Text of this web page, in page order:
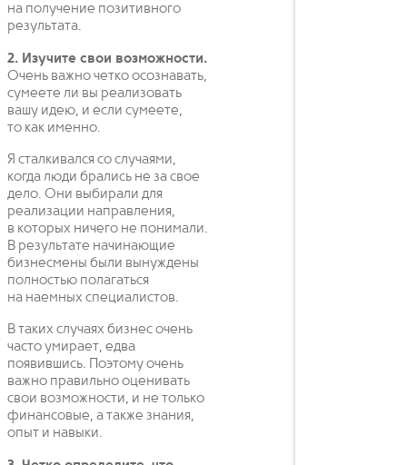
на получение позитивного
результата.
2. Изучите свои возможности.
Очень важно четко осознавать,
сумеете ли вы реализовать
вашу идею, и если сумеете,
то как именно.
Я сталкивался со случаями,
когда люди брались не за свое
дело. Они выбирали для
реализации направления,
в которых ничего не понимали.
В результате начинающие
бизнесмены были вынуждены
полностью полагаться
на наемных специалистов.
В таких случаях бизнес очень
часто умирает, едва
появившись. Поэтому очень
важно правильно оценивать
свои возможности, и не только
финансовые, а также знания,
опыт и навыки.